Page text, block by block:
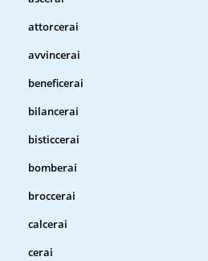
attorcerai
avvincerai
beneficerai
bilancerai
bisticcerai
bomberai
broccerai
calcerai
cerai